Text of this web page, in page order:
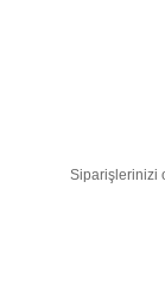
Siparişlerinizi